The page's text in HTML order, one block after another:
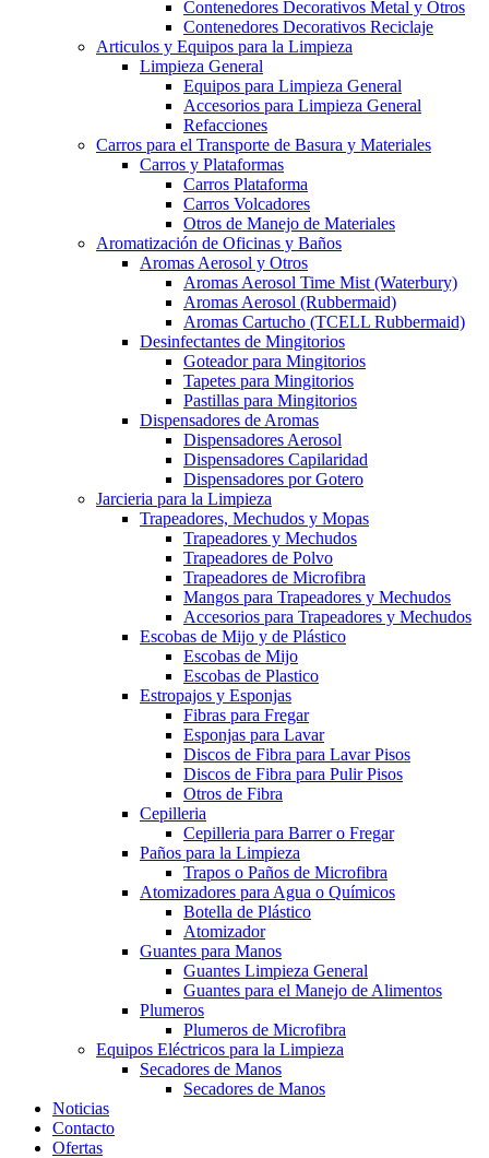
Contenedores Decorativos Metal y Otros
Contenedores Decorativos Reciclaje
Articulos y Equipos para la Limpieza
Limpieza General
Equipos para Limpieza General
Accesorios para Limpieza General
Refacciones
Carros para el Transporte de Basura y Materiales
Carros y Plataformas
Carros Plataforma
Carros Volcadores
Otros de Manejo de Materiales
Aromatización de Oficinas y Baños
Aromas Aerosol y Otros
Aromas Aerosol Time Mist (Waterbury)
Aromas Aerosol (Rubbermaid)
Aromas Cartucho (TCELL Rubbermaid)
Desinfectantes de Mingitorios
Goteador para Mingitorios
Tapetes para Mingitorios
Pastillas para Mingitorios
Dispensadores de Aromas
Dispensadores Aerosol
Dispensadores Capilaridad
Dispensadores por Gotero
Jarcieria para la Limpieza
Trapeadores, Mechudos y Mopas
Trapeadores y Mechudos
Trapeadores de Polvo
Trapeadores de Microfibra
Mangos para Trapeadores y Mechudos
Accesorios para Trapeadores y Mechudos
Escobas de Mijo y de Plástico
Escobas de Mijo
Escobas de Plastico
Estropajos y Esponjas
Fibras para Fregar
Esponjas para Lavar
Discos de Fibra para Lavar Pisos
Discos de Fibra para Pulir Pisos
Otros de Fibra
Cepilleria
Cepilleria para Barrer o Fregar
Paños para la Limpieza
Trapos o Paños de Microfibra
Atomizadores para Agua o Químicos
Botella de Plástico
Atomizador
Guantes para Manos
Guantes Limpieza General
Guantes para el Manejo de Alimentos
Plumeros
Plumeros de Microfibra
Equipos Eléctricos para la Limpieza
Secadores de Manos
Secadores de Manos
Noticias
Contacto
Ofertas